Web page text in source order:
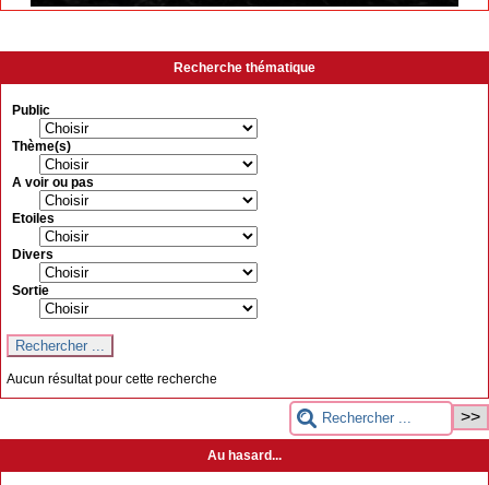
Recherche thématique
Public
Thème(s)
A voir ou pas
Etoiles
Divers
Sortie
Aucun résultat pour cette recherche
Au hasard...